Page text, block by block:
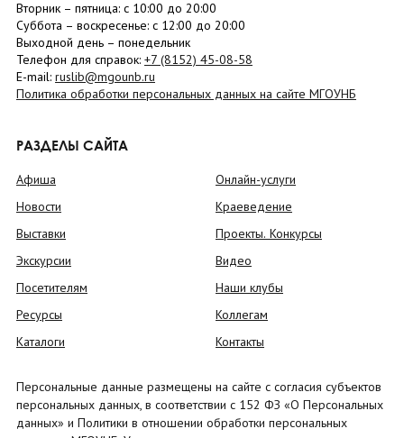
Вторник – пятница: с 10:00 до 20:00
Суббота – воскресенье: c 12:00 до 20:00
Выходной день – понедельник
Телефон для справок: +7 (8152) 45-08-58
E-mail: ruslib@mgounb.ru
Политика обработки персональных данных на сайте МГОУНБ
РАЗДЕЛЫ САЙТА
Афиша
Новости
Выставки
Экскурсии
Посетителям
Ресурсы
Каталоги
Онлайн-услуги
Краеведение
Проекты. Конкурсы
Видео
Наши клубы
Коллегам
Контакты
Персональные данные размещены на сайте с согласия субъектов
персональных данных, в соответствии с 152 ФЗ «О Персональных
данных» и Политики в отношении обработки персональных